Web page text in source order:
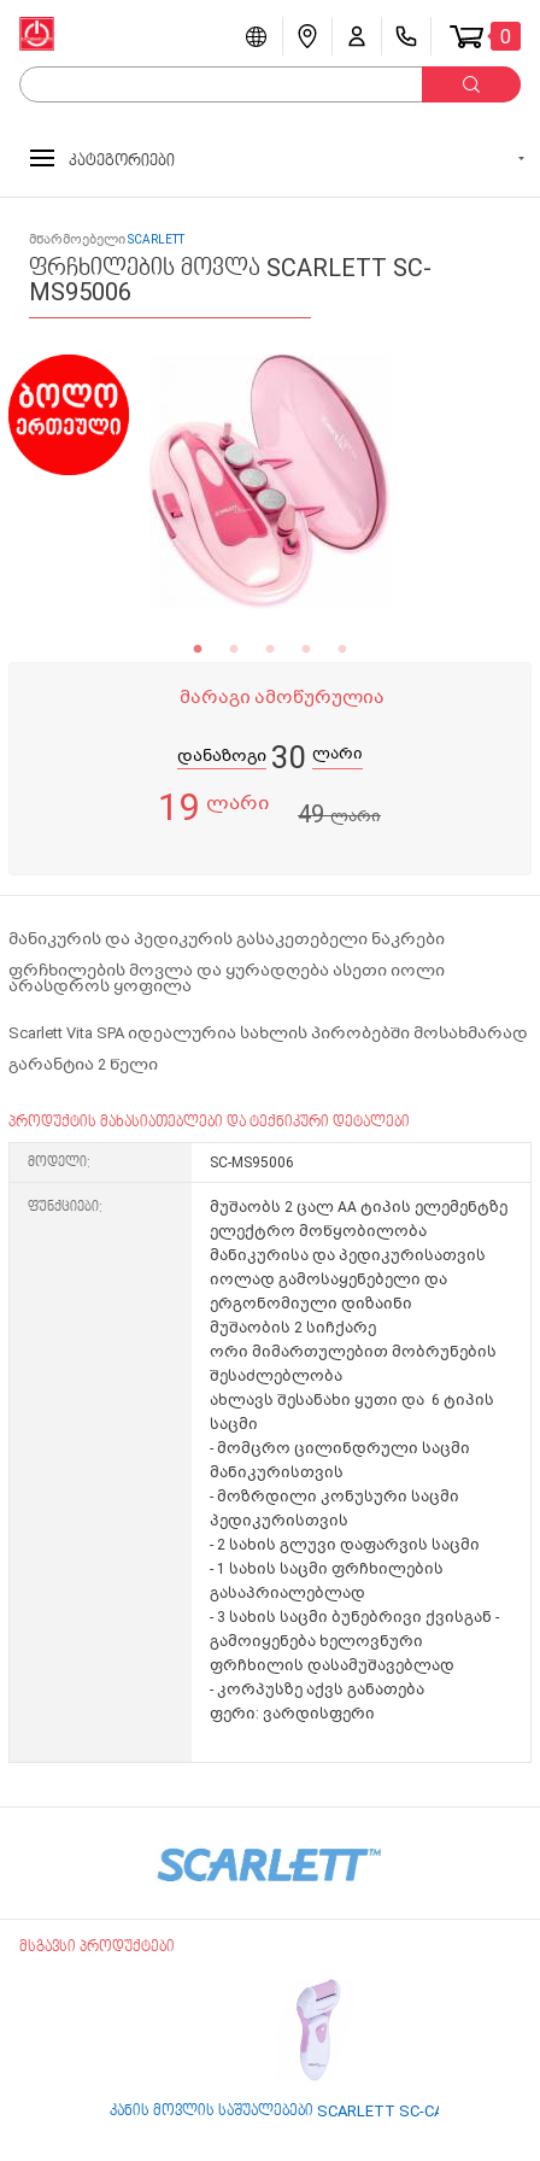
0
კატეგორიები
მწარმოებელიSCARLETT
ფრჩხილების მოვლა SCARLETT SC-
MS95006
მარაგი ამოწურულია
დანაზოგი 30 ლარი
19 ლარი 49ლარი
მანიკურის და პედიკურის გასაკეთებელი ნაკრები
ფრჩხილების მოვლა და ყურადღება ასეთი იოლი
არასდროს ყოფილა
Scarlett Vita SPA იდეალურია სახლის პირობებში მოსახმარად
გარანტია 2 წელი
პროდუქტის მახასიათებლები და ტექნიკური დეტალები
მოდელი: SC-MS95006
ფუნქციები:
მუშაობს 2 ცალ AA ტიპის ელემენტზე
ელექტრო მოწყობილობა
მანიკურისა და პედიკურისათვის
იოლად გამოსაყენებელი და
ერგონომიული დიზაინი
მუშაობის 2 სიჩქარე
ორი მიმართულებით მობრუნების
შესაძლებლობა
ახლავს შესანახი ყუთი და 6 ტიპის
საცმი
- მომცრო ცილინდრული საცმი
მანიკურისთვის
- მოზრდილი კონუსური საცმი
პედიკურისთვის
- 2 სახის გლუვი დაფარვის საცმი
- 1 სახის საცმი ფრჩხილების
გასაპრიალებლად
- 3 სახის საცმი ბუნებრივი ქვისგან -
გამოიყენება ხელოვნური
ფრჩხილის დასამუშავებლად
- კორპუსზე აქვს განათება
ფერი: ვარდისფერი
მსგავსი პროდუქტები
კანის მოვლის საშუალებები SCARLETT SC-CA304PS10